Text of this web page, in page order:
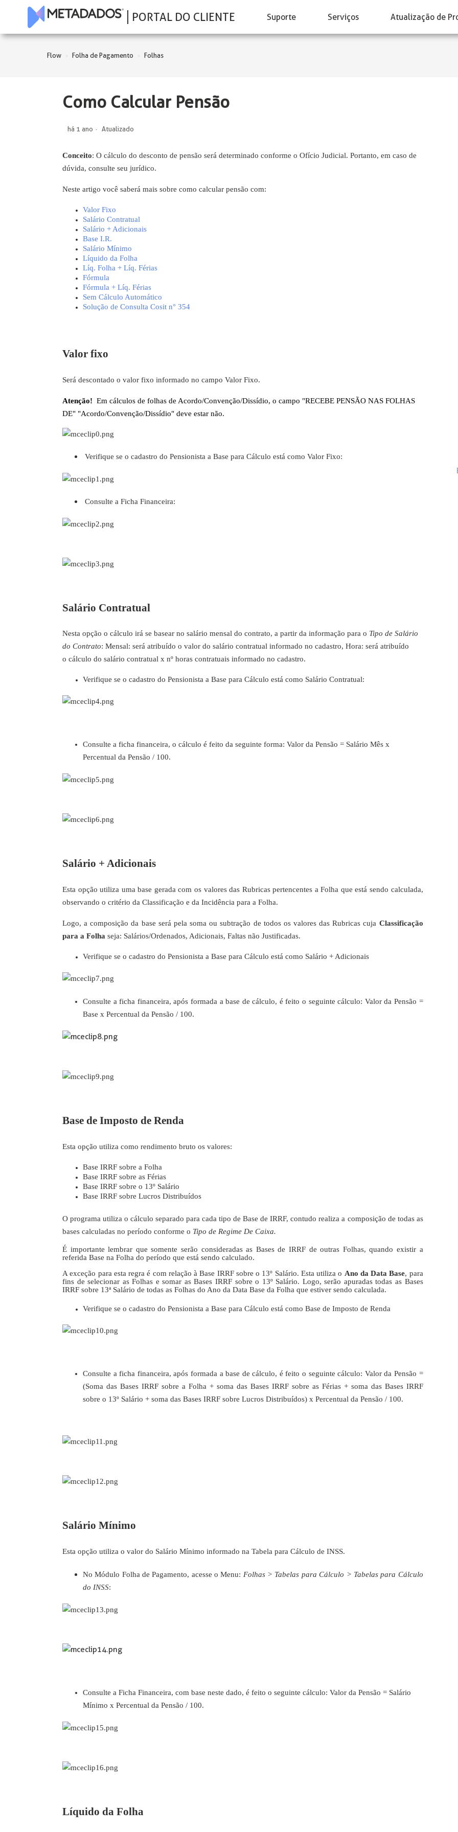
PORTAL DO CLIENTE Suporte Serviços Atualização de
Flow Folha de Pagamento Folhas
Como Calcular Pensão
há 1 ano Atualizado
Conceito: O cálculo do desconto de pensão será determinado conforme o Ofício Judicial. Portanto, em caso de
dúvida, consulte seu jurídico.
Neste artigo você saberá mais sobre como calcular pensão com:
Valor Fixo
Salário Contratual
Salário + Adicionais
Base I.R.
Salário Mínimo
Líquido da Folha
Líq. Folha + Líq. Férias
Fórmula
Fórmula + Líq. Férias
Sem Cálculo Automático
Solução de Consulta Cosit n° 354
Valor fixo
Será descontado o valor fixo informado no campo Valor Fixo.
Atenção! Em cálculos de folhas de Acordo/Convenção/Dissídio, o campo "RECEBE PENSÃO NAS FOLHAS
DE" "Acordo/Convenção/Dissídio" deve estar não.
Verifique se o cadastro do Pensionista a Base para Cálculo está como Valor Fixo:
Consulte a Ficha Financeira:
Salário Contratual
Nesta opção o cálculo irá se basear no salário mensal do contrato, a partir da informação para o Tipo de Salário
do Contrato: Mensal: será atribuído o valor do salário contratual informado no cadastro, Hora: será atribuído
o cálculo do salário contratual x nº horas contratuais informado no cadastro.
Verifique se o cadastro do Pensionista a Base para Cálculo está como Salário Contratual:
Consulte a ficha financeira, o cálculo é feito da seguinte forma: Valor da Pensão = Salário Mês x
Percentual da Pensão / 100.
Salário + Adicionais
Esta opção utiliza uma base gerada com os valores das Rubricas pertencentes a Folha que está sendo calculada,
observando o critério da Classificação e da Incidência para a Folha.
Logo, a composição da base será pela soma ou subtração de todos os valores das Rubricas cuja Classificação
para a Folha seja: Salários/Ordenados, Adicionais, Faltas não Justificadas.
Verifique se o cadastro do Pensionista a Base para Cálculo está como Salário + Adicionais
Consulte a ficha financeira, após formada a base de cálculo, é feito o seguinte cálculo: Valor da Pensão =
Base x Percentual da Pensão / 100.
Base de Imposto de Renda
Esta opção utiliza como rendimento bruto os valores:
Base IRRF sobre a Folha
Base IRRF sobre as Férias
Base IRRF sobre o 13º Salário
Base IRRF sobre Lucros Distribuídos
O programa utiliza o cálculo separado para cada tipo de Base de IRRF, contudo realiza a composição de todas as
bases calculadas no período conforme o Tipo de Regime De Caixa.
É importante lembrar que somente serão consideradas as Bases de IRRF de outras Folhas, quando existir a
referida Base na Folha do período que está sendo calculado.
A exceção para esta regra é com relação à Base IRRF sobre o 13º Salário. Esta utiliza o Ano da Data Base, para
fins de selecionar as Folhas e somar as Bases IRRF sobre o 13º Salário. Logo, serão apuradas todas as Bases
IRRF sobre 13ª Salário de todas as Folhas do Ano da Data Base da Folha que estiver sendo calculada.
Verifique se o cadastro do Pensionista a Base para Cálculo está como Base de Imposto de Renda
Consulte a ficha financeira, após formada a base de cálculo, é feito o seguinte cálculo: Valor da Pensão =
(Soma das Bases IRRF sobre a Folha + soma das Bases IRRF sobre as Férias + soma das Bases IRRF
sobre o 13º Salário + soma das Bases IRRF sobre Lucros Distribuídos) x Percentual da Pensão / 100.
Salário Mínimo
Esta opção utiliza o valor do Salário Mínimo informado na Tabela para Cálculo de INSS.
No Módulo Folha de Pagamento, acesse o Menu: Folhas > Tabelas para Cálculo > Tabelas para Cálculo
do INSS:
Consulte a Ficha Financeira, com base neste dado, é feito o seguinte cálculo: Valor da Pensão = Salário
Mínimo x Percentual da Pensão / 100.
Líquido da Folha